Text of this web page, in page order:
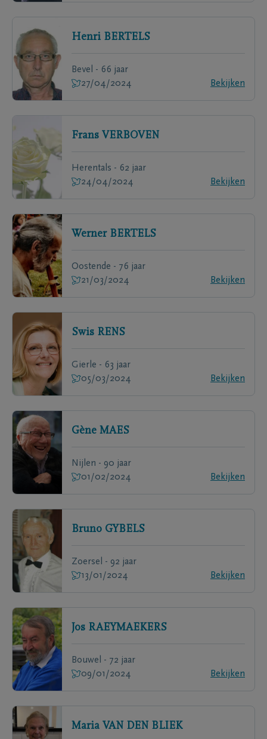
Henri BERTELS
Bevel - 66 jaar
27/04/2024
Bekijken
Frans VERBOVEN
Herentals - 62 jaar
24/04/2024
Bekijken
Werner BERTELS
Oostende - 76 jaar
21/03/2024
Bekijken
Swis RENS
Gierle - 63 jaar
05/03/2024
Bekijken
Gène MAES
Nijlen - 90 jaar
01/02/2024
Bekijken
Bruno GYBELS
Zoersel - 92 jaar
13/01/2024
Bekijken
Jos RAEYMAEKERS
Bouwel - 72 jaar
09/01/2024
Bekijken
Maria VAN DEN BLIEK